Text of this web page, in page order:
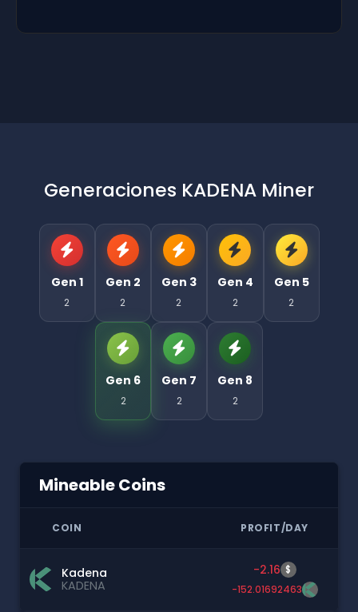
Generaciones KADENA Miner
Gen 1
2
Gen 2
2
Gen 3
2
Gen 4
2
Gen 5
2
Gen 6
2
Gen 7
2
Gen 8
2
Mineable Coins
COIN PROFIT/DAY
Kadena
KADENA
-2.16 $
-152.01692463